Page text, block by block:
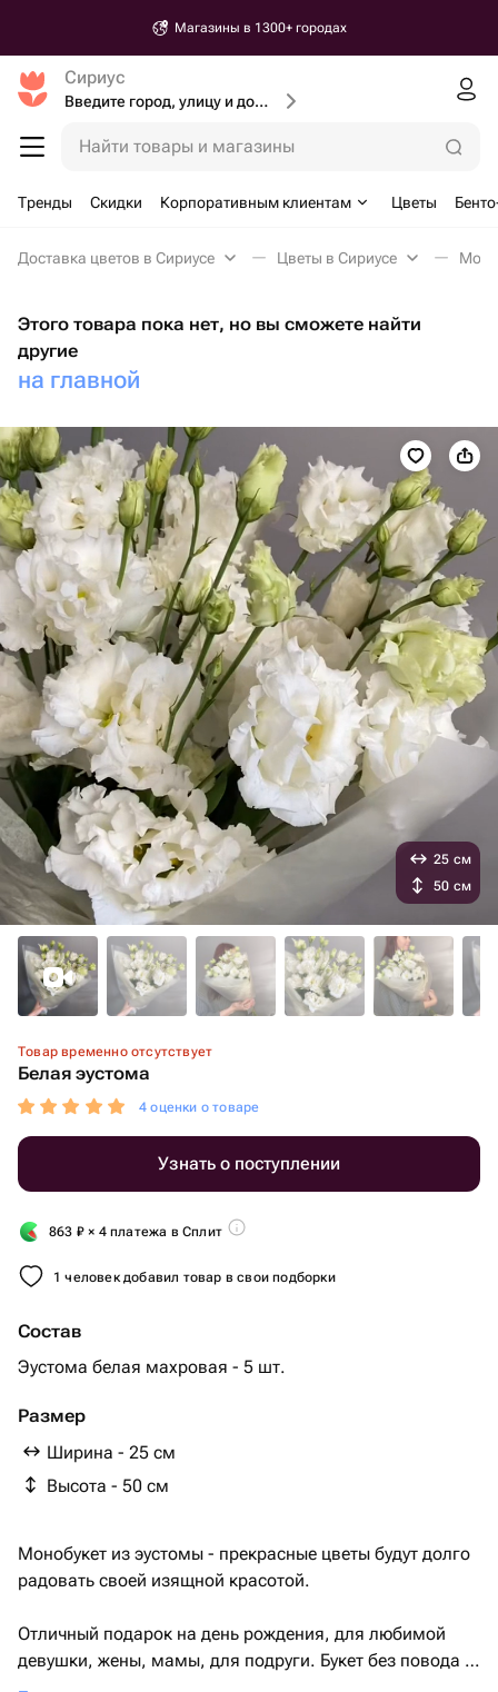
Доставка от 30 минут
Сириус
Введите город, улицу и дом доставки
Найти товары и магазины
Тренды Скидки Корпоративным клиентам Цветы
Доставка цветов в Сириусе Цветы в Сириусе
Этого товара пока нет, но вы сможете найти
другие
на главной
Товар временно отсутствует
Белая эустома
4 оценки о товаре
Узнать о поступлении
863 ₽ × 4 платежа в Сплит
1 человек добавил товар в свои подборки
Состав
Эустома белая махровая - 5 шт.
Размер
Ширина - 25 см
Высота - 50 см
25 см
50 см
Монобукет из эустомы - прекрасные цветы будут долго
радовать своей изящной красотой.
Отличный подарок на день рождения, для любимой
девушки, жены, мамы, для подруги. Букет без повода и
на любой случай